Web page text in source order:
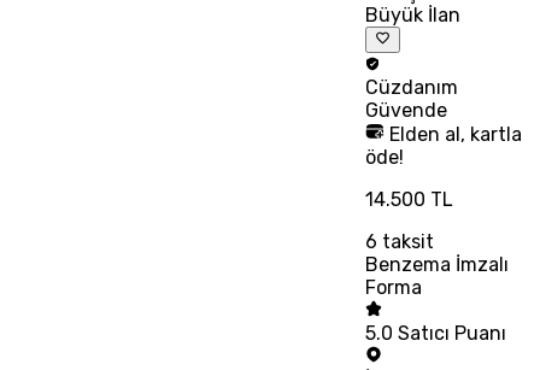
Büyük İlan
Cüzdanım
Güvende
Elden al, kartla
öde!
14.500 TL
6 taksit
Benzema İmzalı
Forma
5.0 Satıcı Puanı